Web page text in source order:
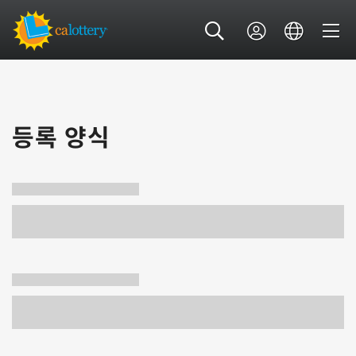
등록 양식